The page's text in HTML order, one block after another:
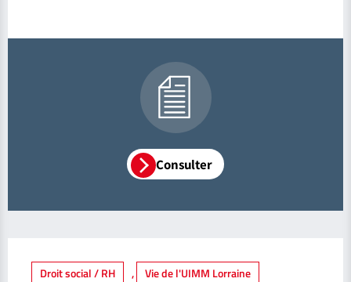
Consulter
Droit social / RH , Vie de l'UIMM Lorraine